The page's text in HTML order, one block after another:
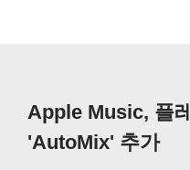
Apple Music, 플
'AutoMix' 추가